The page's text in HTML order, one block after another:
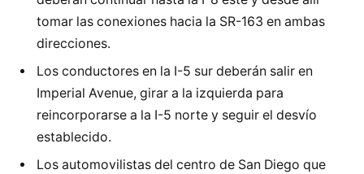
tomar las conexiones hacia la SR-163 en ambas
direcciones.
Los conductores en la I-5 sur deberán salir en
Imperial Avenue, girar a la izquierda para
reincorporarse a la I-5 norte y seguir el desvío
establecido.
Los automovilistas del centro de San Diego que